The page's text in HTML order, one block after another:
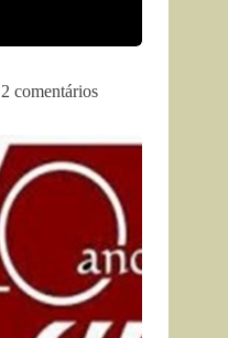
2 comentários